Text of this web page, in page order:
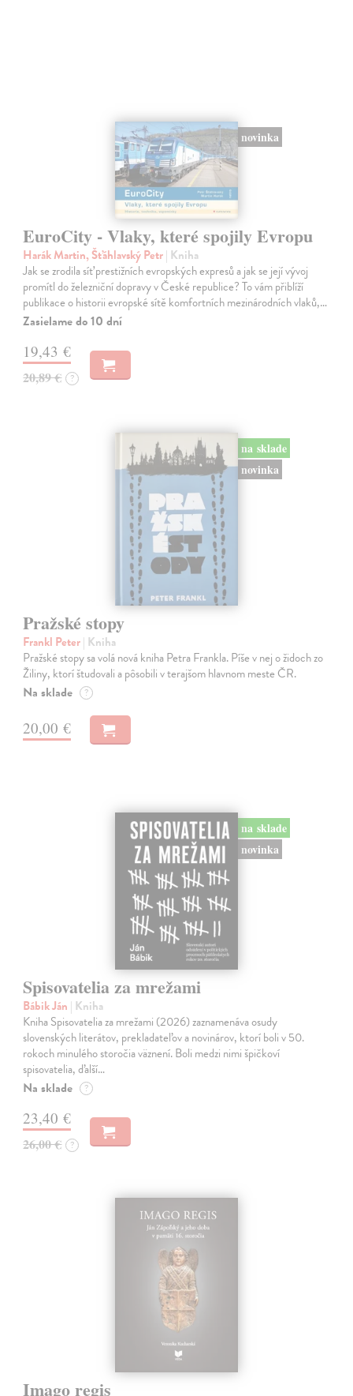
novinka
EuroCity - Vlaky, které spojily Evropu
Harák Martin, Šťáhlavský Petr| Kniha
Jak se zrodila síť prestižních evropských expresů a jak se její vývoj
promítl do železniční dopravy v České republice? To vám přiblíží
publikace o historii evropské sítě komfortních mezinárodních vlaků,…
Zasielame do 10 dní
19,43 €
20,89 € ?
na sklade
novinka
Pražské stopy
Frankl Peter| Kniha
Pražské stopy sa volá nová kniha Petra Frankla. Píše v nej o židoch zo
Žiliny, ktorí študovali a pôsobili v terajšom hlavnom meste ČR.
Na sklade ?
20,00 €
na sklade
novinka
Spisovatelia za mrežami
Bábik Ján | Kniha
Kniha Spisovatelia za mrežami (2026) zaznamenáva osudy
slovenských literátov, prekladateľov a novinárov, ktorí boli v 50.
rokoch minulého storočia väznení. Boli medzi nimi špičkoví
spisovatelia, ďalší…
Na sklade ?
23,40 €
26,00 € ?
Imago regis